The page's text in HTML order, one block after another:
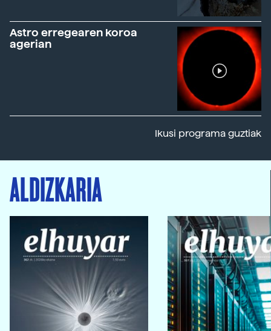
Astro erregearen koroa
agerian
Ikusi programa guztiak
ALDIZKARIA